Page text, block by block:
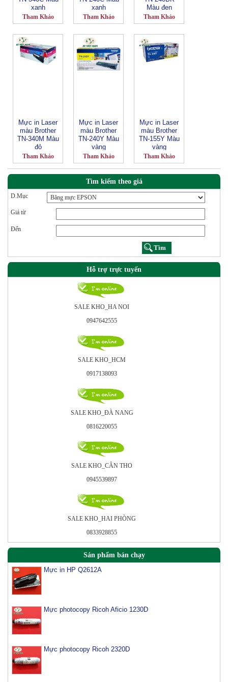
xanh
Tham Khảo
xanh
Tham Khảo
Màu đen
Tham Khảo
Mực in Laser
màu Brother
TN-340M Màu
đỏ
Tham Khảo
Mực in Laser
màu Brother
TN-240Y Màu
vàng
Tham Khảo
Mực in Laser
màu Brother
TN-155Y Màu
vàng
Tham Khảo
Tìm kiếm theo giá
D.Mục
Giá từ
Đến
Hỗ trợ trực tuyến
SALE KHO_HA NOI
0947642555
SALE KHO_HCM
0917138093
SALE KHO_ÐÀ NANG
0816220055
SALE KHO_CÂN THO
0945539897
SALE KHO_HAI PHÒNG
0833928855
Sản phẩm bán chạy
Mực in HP Q2612A
Mực photocopy Ricoh Aficio 1230D
Mực photocopy Ricoh 2320D